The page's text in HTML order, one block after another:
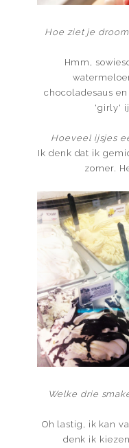
Hoe ziet je
Hmm,
chocoladesaus
'girly'
Hoeveel ijsjes
Ik denk dat ik
zomer.
Welke drie
Oh lastig, ik kan
denk ik